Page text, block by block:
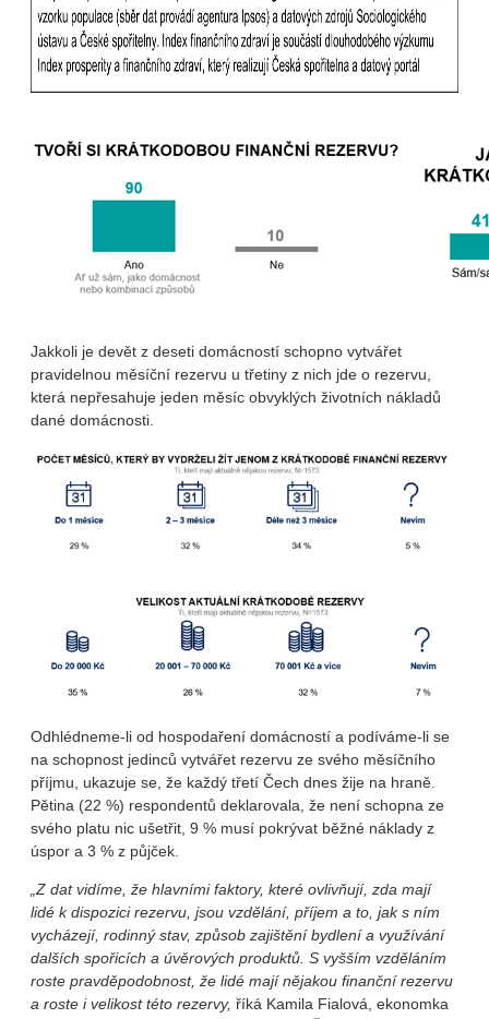
Jakkoli je devět z deseti domácností schopno vytvářet
pravidelnou měsíční rezervu u třetiny z nich jde o rezervu,
která nepřesahuje jeden měsíc obvyklých životních nákladů
dané domácnosti.
Odhlédneme-li od hospodaření domácností a podíváme-li se
na schopnost jedinců vytvářet rezervu ze svého měsíčního
příjmu, ukazuje se, že každý třetí Čech dnes žije na hraně.
Pětina (22 %) respondentů deklarovala, že není schopna ze
svého platu nic ušetřit, 9 % musí pokrývat běžné náklady z
úspor a 3 % z půjček.
„Z dat vidíme, že hlavními faktory, které ovlivňují, zda mají
lidé k dispozici rezervu, jsou vzdělání, příjem a to, jak s ním
vycházejí, rodinný stav, způsob zajištění bydlení a využívání
dalších spořicích a úvěrových produktů. S vyšším vzděláním
roste pravděpodobnost, že lidé mají nějakou finanční rezervu
a roste i velikost této rezervy, říká Kamila Fialová, ekonomka